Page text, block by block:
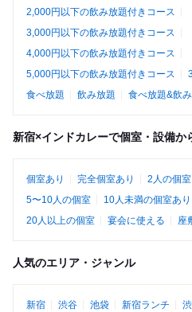
2,000円以下の飲み放題付きコース
3,000円以下の飲み放題付きコース
4,000円以下の飲み放題付きコース
5,000円以下の飲み放題付きコース
食べ放題
飲み放題 食べ放題&飲
新宿×インドカレーで個室・設備か
個室あり 完全個室あり 2人の個室
5〜10人の個室
10人未満の個室あり
20人以上の個室
宴会に使える 座
人気のエリア・ジャンル
新宿 渋谷 池袋 新宿ランチ